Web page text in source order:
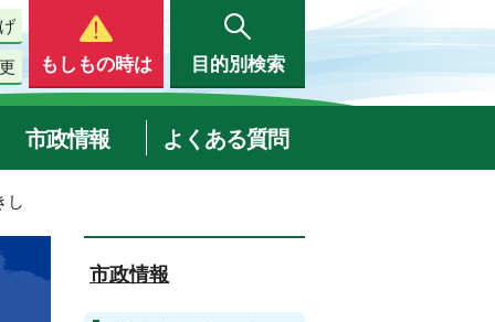
もしもの時は 目的別検索
市政情報 よくある質問
し
市政情報